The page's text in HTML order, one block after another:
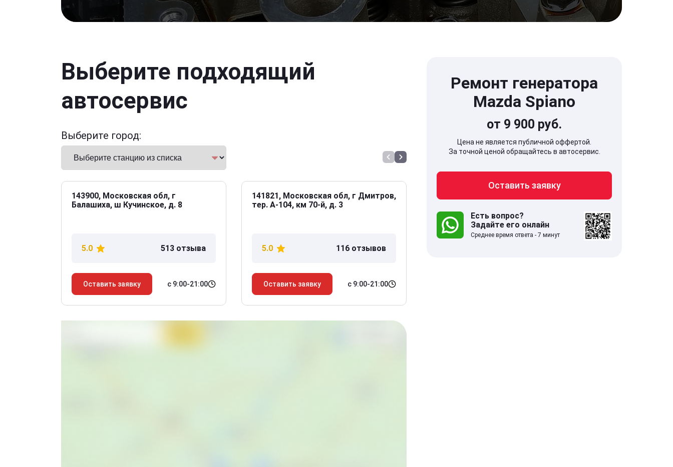
Выберите подходящий
автосервис
Выберите город:
143900, Московская обл, г
Балашиха, ш Кучинское, д. 8
5.0 513 отзыва
Оставить заявку с 9:00-21:00
141821, Московская обл, г Дмитров,
тер. А-104, км 70-й, д. 3
5.0 116 отзывов
Оставить заявку с 9:00-21:00
141707, Московская обл,
дом 5
Ремонт генератора
Mazda Spiano
от 9 900 руб.
Цена не является публичной оффертой.
За точной ценой обращайтесь в автосервис.
Оставить заявку
Есть вопрос?
Задайте его онлайн
Среднее время ответа - 7 минут